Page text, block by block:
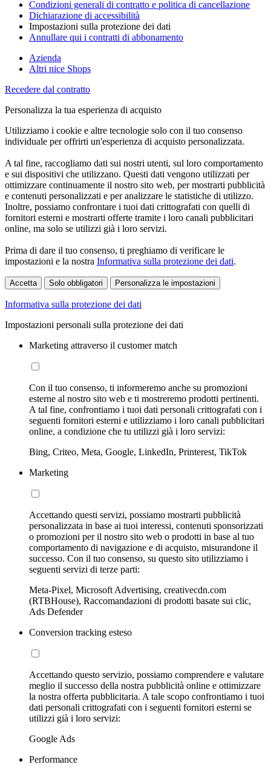
Condizioni generali di contratto e politica di cancellazione
Dichiarazione di accessibilità
Impostazioni sulla protezione dei dati
Annullare qui i contratti di abbonamento
Azienda
Altri nice Shops
Recedere dal contratto
Personalizza la tua esperienza di acquisto
Utilizziamo i cookie e altre tecnologie solo con il tuo consenso
individuale per offrirti un'esperienza di acquisto personalizzata.
A tal fine, raccogliamo dati sui nostri utenti, sul loro comportamento
e sui dispositivi che utilizzano. Questi dati vengono utilizzati per
ottimizzare continuamente il nostro sito web, per mostrarti pubblicità
e contenuti personalizzati e per analizzare le statistiche di utilizzo.
Inoltre, possiamo confrontare i tuoi dati crittografati con quelli di
fornitori esterni e mostrarti offerte tramite i loro canali pubblicitari
online, ma solo se utilizzi già i loro servizi.
Prima di dare il tuo consenso, ti preghiamo di verificare le
impostazioni e la nostra Informativa sulla protezione dei dati.
Accetta Solo obbligatori Personalizza le impostazioni
Informativa sulla protezione dei dati
Impostazioni personali sulla protezione dei dati
Marketing attraverso il customer match
Con il tuo consenso, ti informeremo anche su promozioni
esterne al nostro sito web e ti mostreremo prodotti pertinenti.
A tal fine, confrontiamo i tuoi dati personali crittografati con i
seguenti fornitori esterni e utilizziamo i loro canali pubblicitari
online, a condizione che tu utilizzi già i loro servizi:
Bing, Criteo, Meta, Google, LinkedIn, Printerest, TikTok
Marketing
Accettando questi servizi, possiamo mostrarti pubblicità
personalizzata in base ai tuoi interessi, contenuti sponsorizzati
o promozioni per il nostro sito web o prodotti in base al tuo
comportamento di navigazione e di acquisto, misurandone il
successo. Con il tuo consenso, su questo sito utilizziamo i
seguenti servizi di terze parti:
Meta-Pixel, Microsoft Advertising, creativecdn.com
(RTBHouse), Raccomandazioni di prodotti basate sui clic,
Ads Defender
Conversion tracking esteso
Accettando questo servizio, possiamo comprendere e valutare
meglio il successo della nostra pubblicità online e ottimizzare
la nostra offerta pubblicitaria. A tale scopo confrontiamo i tuoi
dati personali crittografati con i seguenti fornitori esterni se
utilizzi già i loro servizi:
Google Ads
Performance